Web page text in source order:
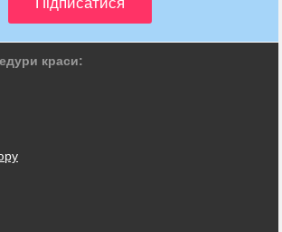
краси: